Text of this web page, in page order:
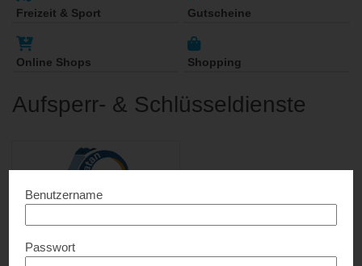
Freizeit & Sport Gutscheine
Online Shops Shopping
Aufsperr- & Schlüsseldienste
Benutzername
Passwort